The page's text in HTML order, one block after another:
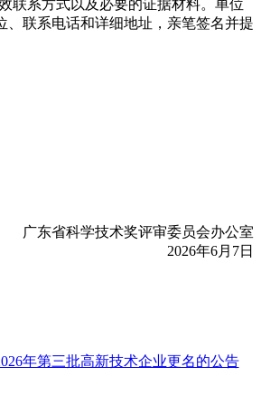
联系方式以及必要的证据材料。单位
联系电话和详细地址，亲笔签名并提
广东省科学技术奖评审委员会办公室
2026年6月7日
年第三批高新技术企业更名的公告